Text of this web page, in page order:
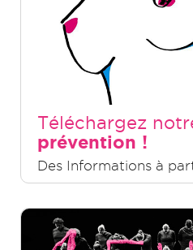
Téléchargez
prévention !
Des Informations à